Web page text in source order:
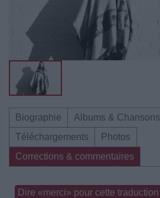
Biographie
Albums & Chansons
Téléchargements
Photos
Corrections & commentaires
Dire «merci» pour cette traduction